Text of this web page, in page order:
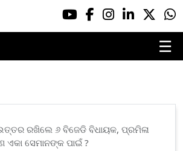
☰
ରଖିଲେ ୬ ବିଜେଡି ବିଧାୟକ, ପ୍ରମିଳା
ସେମାନଙ୍କ ପାଇଁ ?